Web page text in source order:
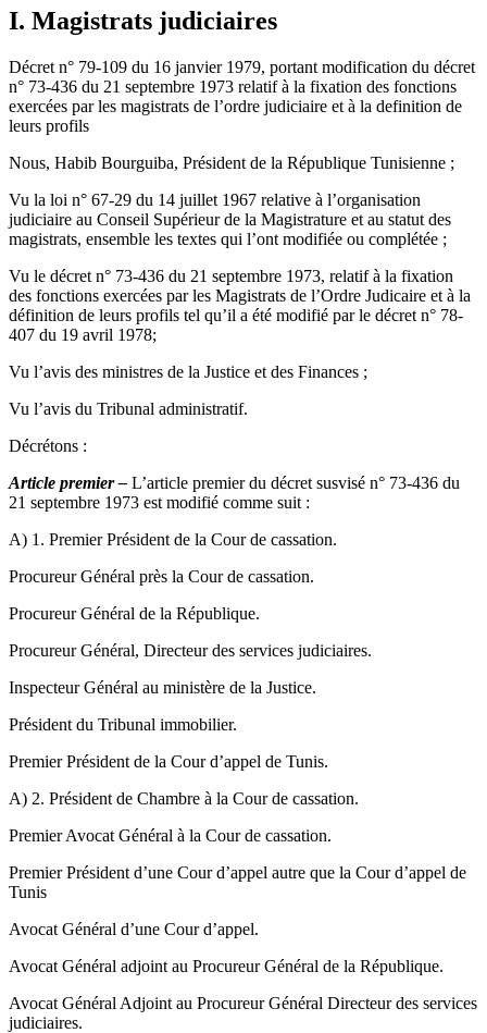
I. Magistrats judiciaires
Décret n° 79-109 du 16 janvier 1979, portant modification du décret
n° 73-436 du 21 septembre 1973 relatif à la fixation des fonctions
exercées par les magistrats de l’ordre judiciaire et à la definition de
leurs profils
Nous, Habib Bourguiba, Président de la République Tunisienne ;
Vu la loi n° 67-29 du 14 juillet 1967 relative à l’organisation
judiciaire au Conseil Supérieur de la Magistrature et au statut des
magistrats, ensemble les textes qui l’ont modifiée ou complétée ;
Vu le décret n° 73-436 du 21 septembre 1973, relatif à la fixation
des fonctions exercées par les Magistrats de l’Ordre Judicaire et à la
définition de leurs profils tel qu’il a été modifié par le décret n° 78-
407 du 19 avril 1978;
Vu l’avis des ministres de la Justice et des Finances ;
Vu l’avis du Tribunal administratif.
Décrétons :
Article premier – L’article premier du décret susvisé n° 73-436 du
21 septembre 1973 est modifié comme suit :
A) 1. Premier Président de la Cour de cassation.
Procureur Général près la Cour de cassation.
Procureur Général de la République.
Procureur Général, Directeur des services judiciaires.
Inspecteur Général au ministère de la Justice.
Président du Tribunal immobilier.
Premier Président de la Cour d’appel de Tunis.
A) 2. Président de Chambre à la Cour de cassation.
Premier Avocat Général à la Cour de cassation.
Premier Président d’une Cour d’appel autre que la Cour d’appel de
Tunis
Avocat Général d’une Cour d’appel.
Avocat Général adjoint au Procureur Général de la République.
Avocat Général Adjoint au Procureur Général Directeur des services
judiciaires.